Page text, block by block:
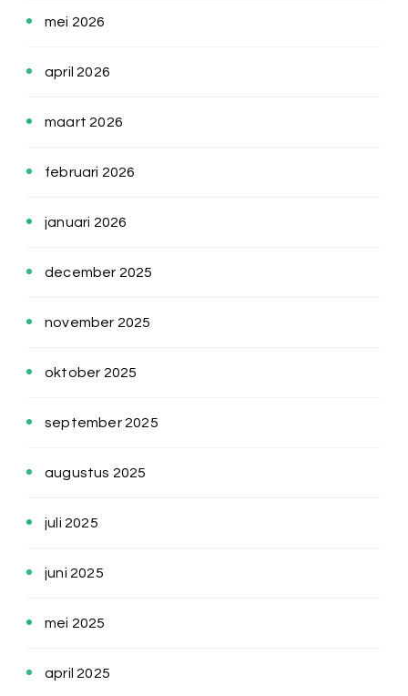
mei 2026
april 2026
maart 2026
februari 2026
januari 2026
december 2025
november 2025
oktober 2025
september 2025
augustus 2025
juli 2025
juni 2025
mei 2025
april 2025